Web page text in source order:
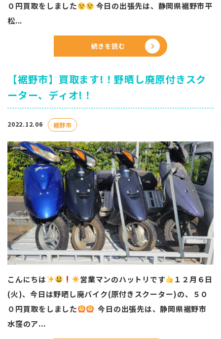
０円買取をしました
今日の出張先は、静岡県裾野市平
松...
続きを読む
【裾野市】買取ます!！野晒し廃原付きスク
ーター、ディオ!！
2022.12.06 裾野市
こんにちは 営業マンのハットリです ️ １２月６日
(火)、今日は野晒し廃バイク(原付きスクーター)の、５０
０円買取をしました
今日の出張先は、静岡県裾野市
水窪のア...